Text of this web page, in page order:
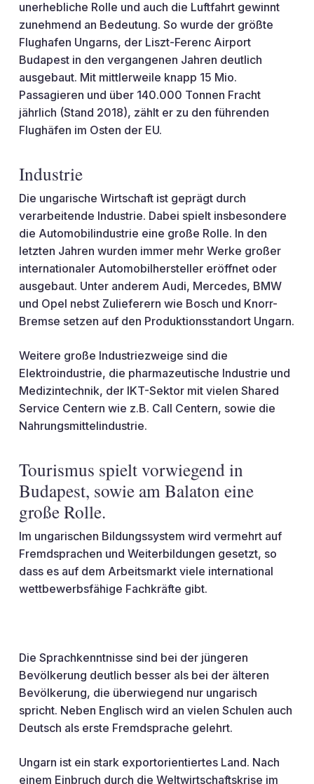
unerhebliche Rolle und auch die Luftfahrt gewinnt
zunehmend an Bedeutung. So wurde der größte
Flughafen Ungarns, der Liszt-Ferenc Airport
Budapest in den vergangenen Jahren deutlich
ausgebaut. Mit mittlerweile knapp 15 Mio.
Passagieren und über 140.000 Tonnen Fracht
jährlich (Stand 2018), zählt er zu den führenden
Flughäfen im Osten der EU.
Industrie
Die ungarische Wirtschaft ist geprägt durch
verarbeitende Industrie. Dabei spielt insbesondere
die Automobilindustrie eine große Rolle. In den
letzten Jahren wurden immer mehr Werke großer
internationaler Automobilhersteller eröffnet oder
ausgebaut. Unter anderem Audi, Mercedes, BMW
und Opel nebst Zulieferern wie Bosch und Knorr-
Bremse setzen auf den Produktionsstandort Ungarn.
Weitere große Industriezweige sind die
Elektroindustrie, die pharmazeutische Industrie und
Medizintechnik, der IKT-Sektor mit vielen Shared
Service Centern wie z.B. Call Centern, sowie die
Nahrungsmittelindustrie.
Tourismus spielt vorwiegend in
Budapest, sowie am Balaton eine
große Rolle.
Im ungarischen Bildungssystem wird vermehrt auf
Fremdsprachen und Weiterbildungen gesetzt, so
dass es auf dem Arbeitsmarkt viele international
wettbewerbsfähige Fachkräfte gibt.
Die Sprachkenntnisse sind bei der jüngeren
Bevölkerung deutlich besser als bei der älteren
Bevölkerung, die überwiegend nur ungarisch
spricht. Neben Englisch wird an vielen Schulen auch
Deutsch als erste Fremdsprache gelehrt.
Ungarn ist ein stark exportorientiertes Land. Nach
einem Einbruch durch die Weltwirtschaftskrise im